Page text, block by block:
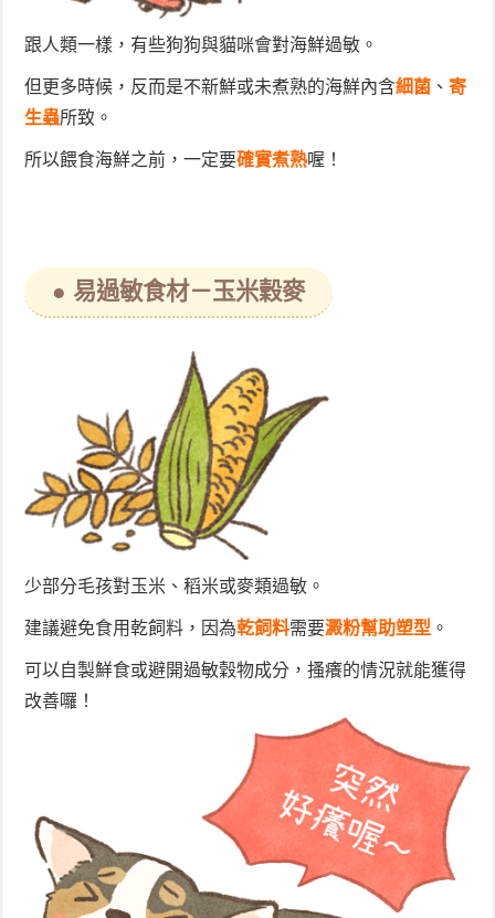
跟人類一樣，有些狗狗與貓咪會對海鮮過敏。
但更多時候，反而是不新鮮或未煮熟的海鮮內含細菌 、 寄
生蟲所致。
所以餵食海鮮之前，一定要確實煮熟喔！
● 易過敏食材－玉米穀麥
少部分毛孩對玉米、稻米或麥類過敏。
建議避免食用乾飼料， 因為乾飼料需要澱粉幫助塑型 。
可以自製鮮食或避開過敏穀物成分，搔癢的情況就能獲得
改善囉！